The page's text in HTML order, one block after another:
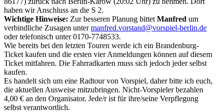
haben wir Anschluss an die S 2.
Wichtige Hinweise: Zur besseren Planung bittet Manfred um
verbindliche Zusagen untermanfred.vorstand@vorspiel-berlin.de
oder telefonisch unter 0170-7748533.
Wie bereits bei den letzten Touren werde ich ein Brandenburg-
Ticket kaufen und die ersten vier Anmeldungen können auf diesem
Ticket mitfahren. Die Fahrradkarten muss sich jedoch jeder selbst
kaufen.
Es handelt sich um eine Radtour von Vorspiel, daher bitte ich euch,
die aktuellen Ausweise mitzubringen. Nicht-Vorspieler bezahlen
4,00 € an den Organisator. Jede/r ist für ihre/seine Verpflegung
selbst verantwortlich.